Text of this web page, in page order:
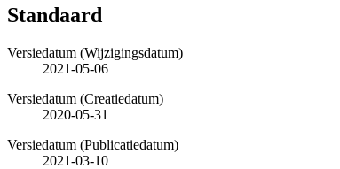
Standaard
Versiedatum (Wijzigingsdatum)
2021-05-06
Versiedatum (Creatiedatum)
2020-05-31
Versiedatum (Publicatiedatum)
2021-03-10